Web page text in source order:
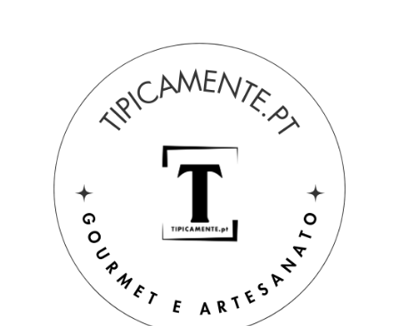
Creme de barrar 100% Naturais